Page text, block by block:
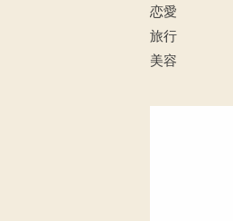
恋愛
旅行
美容